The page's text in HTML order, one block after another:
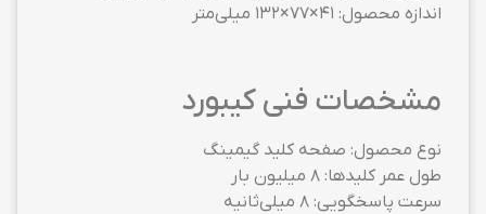
اندازه محصول: ۴۱×۷۷×۱۳۲ میلی‌متر
مشخصات فنی کیبورد
نوع محصول: صفحه کلید گیمینگ
طول عمر کلیدها: ۸ میلیون بار
سرعت پاسخگویی: 8 میلی‌ثانیه